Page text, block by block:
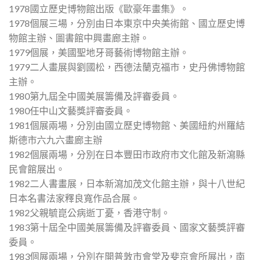
1978國立歷史博物館出版《歐豪年畫集》。
1978個展三場，分別由日本東京中央美術館、國立歷史博
物館主辦、圖書館中興畫廊主辦。
1979個展，美國聖地牙哥藝術博物館主辦。
1979二人畫展與劉國松，西德法蘭克福市，史丹佛博物館
主辦。
1980第九屆全中國美展籌備及評審委員。
1980任中山文藝獎評審委員。
1981個展兩場，分別由國立歷史博物館、美國紐約州羅結
斯德市六九六畫廊主辦
1982個展兩場，分別在日本豐田市政府市文化館及新瀉縣
民會館展出。
1982二人書畫展，日本新瀉加茂文化館主辦，與十八世紀
日本名書法家釋良寬作品合展。
1982父親毓崑公病逝丁憂，香港守制。
1983第十屆全中國美展籌備及評審委員、國家文藝獎評審
委員。
1983個展兩場，分別在開普敦市會堂及斐京會所展出，南